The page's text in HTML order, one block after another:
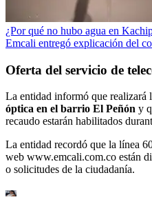
¿Por qué no hubo agua en
Emcali entregó explicación del
Oferta del servicio de
La entidad informó que realizará
óptica en el barrio El Peñón y
recaudo estarán habilitados
La entidad recordó que la línea
web www.emcali.com.co están
o solicitudes de la ciudadanía.